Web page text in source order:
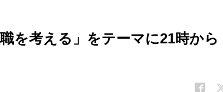
を考える」をテーマに21時から